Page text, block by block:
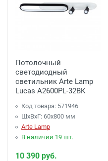
Потолочный
светодиодный
светильник Arte Lamp
Lucas A2600PL-32BK
Код товара: 571946
ШхВхГ: 60x800 мм
Arte Lamp
В наличии 19 шт.
10 390 руб.